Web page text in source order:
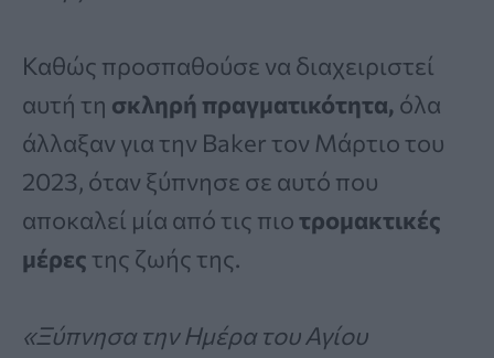
Καθώς προσπαθούσε να διαχειριστεί
αυτή τη σκληρή πραγματικότητα, όλα
άλλαξαν για την Baker τον Μάρτιο του
2023, όταν ξύπνησε σε αυτό που
αποκαλεί μία από τις πιοτρομακτικές
μέρες της ζωής της.
«Ξύπνησα την Ημέρα του Αγίου